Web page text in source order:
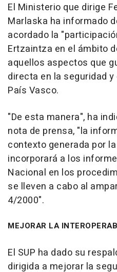
El Ministerio que dirige
Marlaska ha informado
acordado la
Ertzaintza en el ámbito
aquellos aspectos que
directa en la seguridad
País Vasco.
"De esta manera", ha
nota de prensa, "la
contexto generada por
incorporará a los
Nacional en los
se lleven a cabo al
4/2000".
MEJORAR LA
El SUP ha dado su
dirigida a mejorar la